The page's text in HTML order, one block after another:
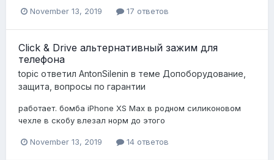
November 13, 2019 17 ответов
Click & Drive альтернативный зажим для
телефона
topic ответил AntonSilenin в теме Допоборудование,
защита, вопросы по гарантии
работает. бомба iPhone XS Max в родном силиконовом
чехле в скобу влезал норм до этого
November 13, 2019 14 ответов